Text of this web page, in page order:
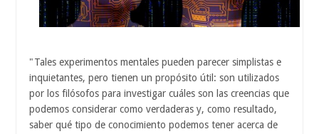
"Tales experimentos mentales pueden parecer simplistas e
inquietantes, pero tienen un propósito útil: son utilizados
por los filósofos para investigar cuáles son las creencias que
podemos considerar como verdaderas y, como resultado,
saber qué tipo de conocimiento podemos tener acerca de